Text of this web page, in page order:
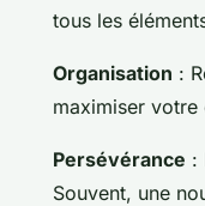
tous les
Organisation :
maximiser votre
Persévérance :
Souvent, une